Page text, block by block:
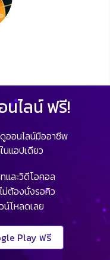
ไลน์ ฟรี!
ออนไลน์มืออาชีพ
แอปเดียว
ละวิดีโอคอล
ต้องนั่งรอคิว
น์โหลดเลย
Play ฟรี